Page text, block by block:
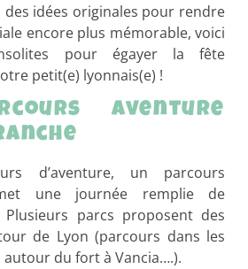
des idées originales pour rendre
encore plus mémorable, voici
pour égayer la fête
petit(e) lyonnais(e) !
aventure
d’aventure, un parcours
une journée remplie de
parcs proposent des
de Lyon (parcours dans les
du fort à Vancia….).